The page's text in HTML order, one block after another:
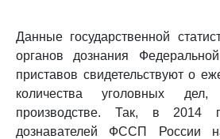
Данные государственной
органов дознания
приставов свидетельствуют о
количества уголовных
производстве. Так, в 2014
дознавателей ФССП России